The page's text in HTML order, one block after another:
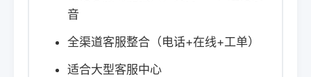
音
全渠道客服整合（电话+在线+工单）
适合大型客服中心